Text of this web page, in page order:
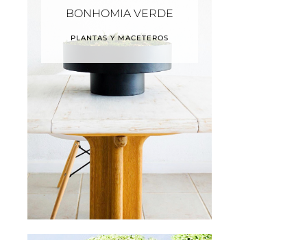
BONHOMIA VERDE
PLANTAS Y MACETEROS